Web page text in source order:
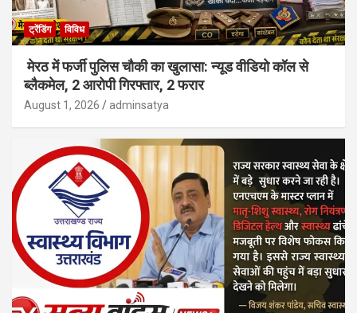
ट्रेंडिंग विविध
मेरठ में फर्जी पुलिस चौकी का खुलासा: न्यूड वीडियो कॉल से
ब्लैकमेल, 2 आरोपी गिरफ्तार, 2 फरार
August 1, 2026 adminsatya